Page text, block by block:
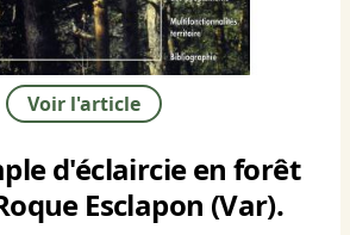
Voir l'article
d'éclaircie en forêt
Esclapon (Var).